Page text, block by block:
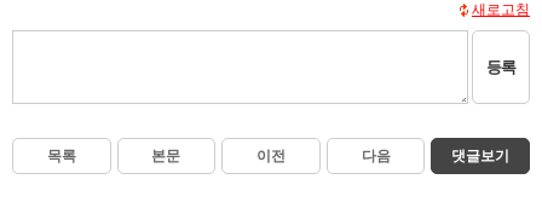
새로고침
등록
목록 본문 이전 다음 댓글보기